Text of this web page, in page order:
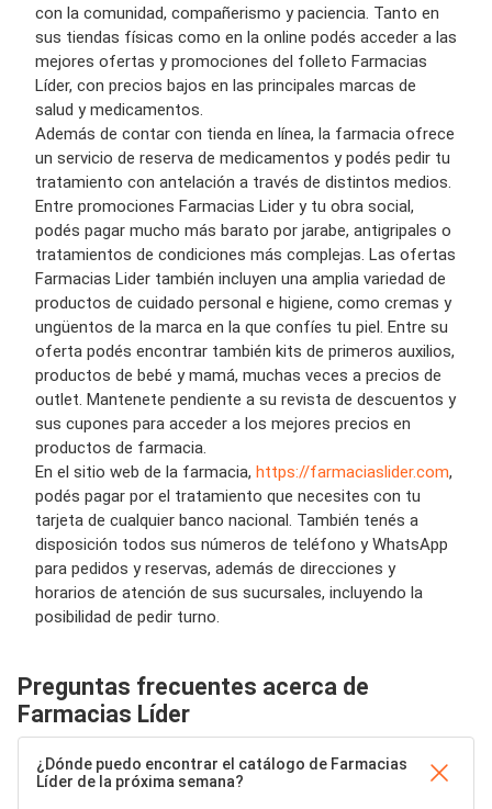
con la comunidad, compañerismo y paciencia. Tanto en
sus tiendas físicas como en la online podés acceder a las
mejores ofertas y promociones del folleto Farmacias
Líder, con precios bajos en las principales marcas de
salud y medicamentos.
Además de contar con tienda en línea, la farmacia ofrece
un servicio de reserva de medicamentos y podés pedir tu
tratamiento con antelación a través de distintos medios.
Entre promociones Farmacias Lider y tu obra social,
podés pagar mucho más barato por jarabe, antigripales o
tratamientos de condiciones más complejas. Las ofertas
Farmacias Lider también incluyen una amplia variedad de
productos de cuidado personal e higiene, como cremas y
ungüentos de la marca en la que confíes tu piel. Entre su
oferta podés encontrar también kits de primeros auxilios,
productos de bebé y mamá, muchas veces a precios de
outlet. Mantenete pendiente a su revista de descuentos y
sus cupones para acceder a los mejores precios en
productos de farmacia.
En el sitio web de la farmacia, https://farmaciaslider.com,
podés pagar por el tratamiento que necesites con tu
tarjeta de cualquier banco nacional. También tenés a
disposición todos sus números de teléfono y WhatsApp
para pedidos y reservas, además de direcciones y
horarios de atención de sus sucursales, incluyendo la
posibilidad de pedir turno.
Preguntas frecuentes acerca de
Farmacias Líder
¿Dónde puedo encontrar el catálogo de Farmacias
Líder de la próxima semana?